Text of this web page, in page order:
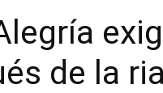
de la